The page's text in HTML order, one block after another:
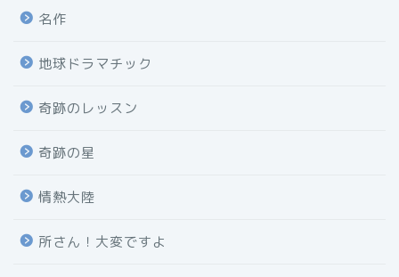
名作
地球ドラマチック
奇跡のレッスン
奇跡の星
情熱大陸
所さん！大変ですよ